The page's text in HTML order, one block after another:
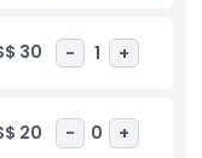
Im Inneren bieten
Einblicke in
der eine neue
30 - 1 +
20 - 0 +